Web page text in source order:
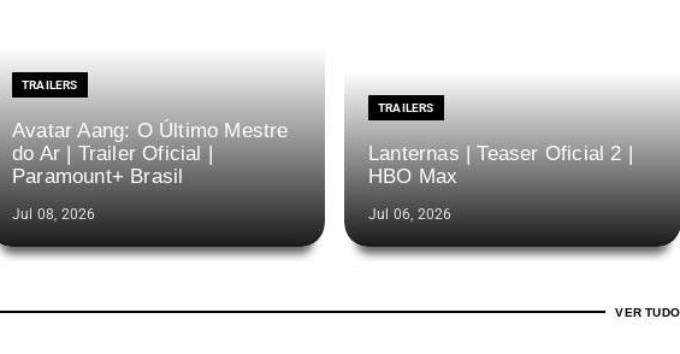
TRAILERS
Avatar Aang: O Último Mestre
do Ar | Trailer Oficial |
Paramount+ Brasil
Jul 08, 2026
TRAILERS
Lanternas | Teaser Oficial 2 |
HBO Max
Jul 06, 2026
VER TUDO